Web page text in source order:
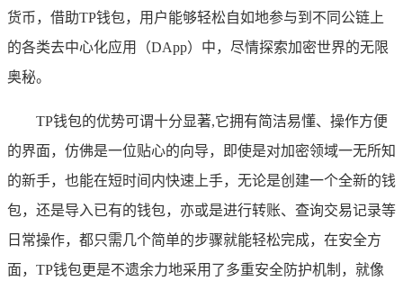
货币，借助TP钱包，用户能够轻松自如地参与到不同公链上
的各类去中心化应用（DApp）中，尽情探索加密世界的无限
奥秘。
TP钱包的优势可谓十分显著,它拥有简洁易懂、操作方便
的界面，仿佛是一位贴心的向导，即使是对加密领域一无所知
的新手，也能在短时间内快速上手，无论是创建一个全新的钱
包，还是导入已有的钱包，亦或是进行转账、查询交易记录等
日常操作，都只需几个简单的步骤就能轻松完成，在安全方
面，TP钱包更是不遗余力地采用了多重安全防护机制，就像